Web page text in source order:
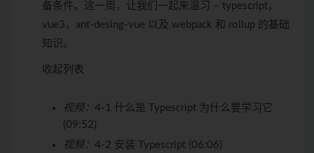
备条件。这一周，让我们一起来温习 – typescript，
vue3，ant-desing-vue 以及 webpack 和 rollup 的基础
知识。
收起列表
视频： 4-1 什么是 Typescript 为什么要学习它
(09:52)
视频： 4-2 安装 Typescript (06:06)